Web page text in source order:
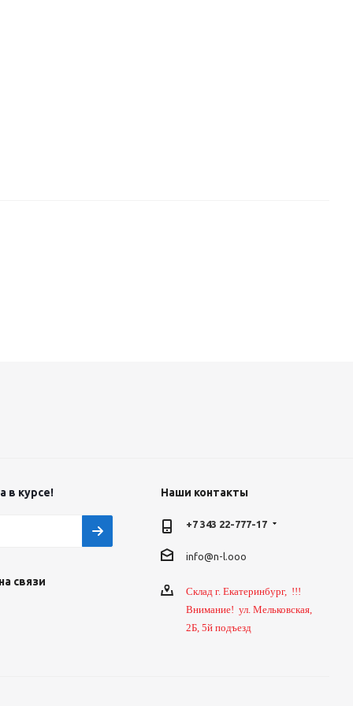
в курсе!
связи
Наши контакты
+7 343 22-777-17
info@n-l.ooo
Склад г. Екатеринбург, !!!
Внимание! ул. Мельковская,
2Б, 5й подъезд